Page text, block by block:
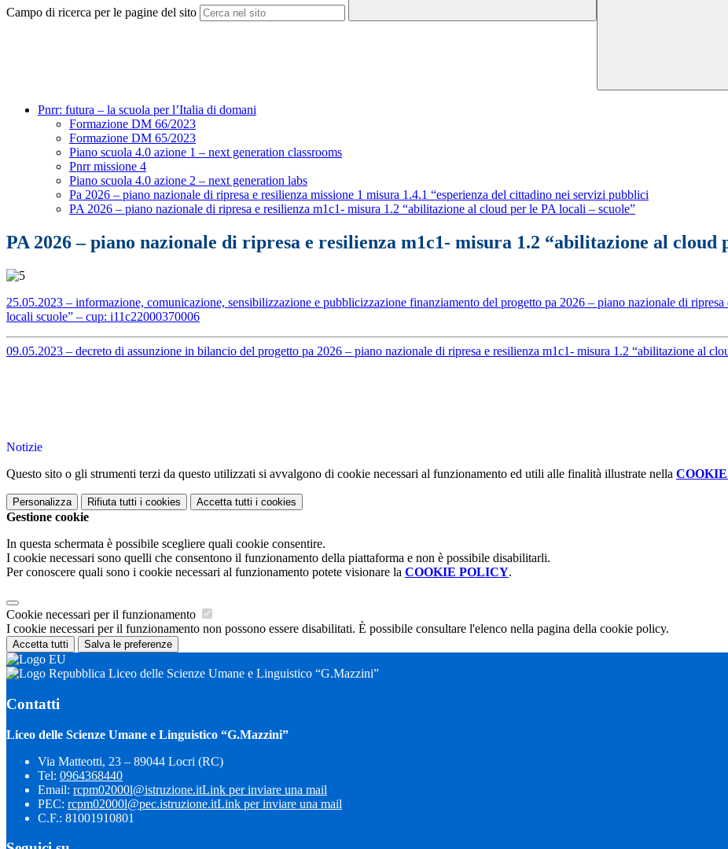
Campo di ricerca per le pagine del sito
Pnrr: futura – la scuola per l’Italia di domani
Formazione DM 66/2023
Formazione DM 65/2023
Piano scuola 4.0 azione 1 – next generation classrooms
Pnrr missione 4
Piano scuola 4.0 azione 2 – next generation labs
Pa 2026 – piano nazionale di ripresa e resilienza missione 1 misura 1.4.1 “esperienza del cittadino nei servizi pubblici
PA 2026 – piano nazionale di ripresa e resilienza m1c1- misura 1.2 “abilitazione al cloud per le PA locali – scuole”
PA 2026 – piano nazionale di ripresa e resilienza m1c1- misura 1.2 “abilitazione al cloud
25.05.2023 – informazione, comunicazione, sensibilizzazione e pubblicizzazione finanziamento del progetto pa 2026 – piano nazionale di
locali scuole” – cup: i11c22000370006
09.05.2023 – decreto di assunzione in bilancio del progetto pa 2026 – piano nazionale di ripresa e resilienza m1c1- misura 1.2 “abilitazione al
Notizie
Questo sito o gli strumenti terzi da questo utilizzati si avvalgono di cookie necessari al funzionamento ed utili alle finalità illustrate nella
Personalizza Rifiuta tutti i cookies Accetta tutti i cookies
Gestione cookie
In questa schermata è possibile scegliere quali cookie consentire.
I cookie necessari sono quelli che consentono il funzionamento della piattaforma e non è possibile disabilitarli.
Per conoscere quali sono i cookie necessari al funzionamento potete visionare la COOKIE POLICY.
Cookie necessari per il funzionamento
I cookie necessari per il funzionamento non possono essere disabilitati. È possibile consultare l'elenco nella pagina della cookie policy.
Accetta tutti Salva le preferenze
Liceo delle Scienze Umane e Linguistico “G.Mazzini”
Contatti
Liceo delle Scienze Umane e Linguistico “G.Mazzini”
Via Matteotti, 23 – 89044 Locri (RC)
Tel: 0964368440
Email: rcpm02000l@istruzione.itLink per inviare una mail
PEC: rcpm02000l@pec.istruzione.itLink per inviare una mail
C.F.: 81001910801